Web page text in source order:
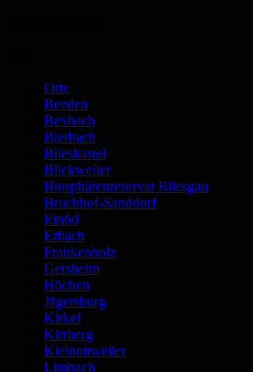
Orte
Beeden
Bexbach
Bierbach
Blieskastel
Blickweiler
Biosphärenreservat Bliesgau
Bruchhof-Sanddorf
Einöd
Erbach
Frankenholz
Gersheim
Höchen
Jägersburg
Kirkel
Kirrberg
Kleinottweiler
Limbach